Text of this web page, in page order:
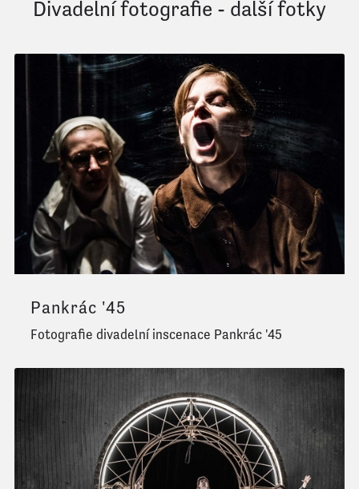
Divadelní fotografie - další fotky
Pankrác '45
Fotografie divadelní inscenace Pankrác '45